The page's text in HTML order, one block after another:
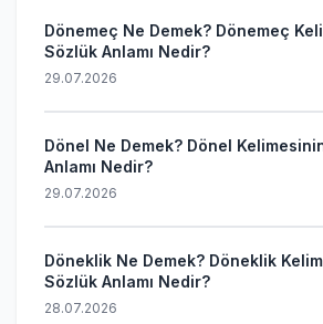
Dönemeç Ne Demek? Dönemeç
Sözlük Anlamı Nedir?
29.07.2026
Dönel Ne Demek? Dönel
Anlamı Nedir?
29.07.2026
Döneklik Ne Demek? Döneklik
Sözlük Anlamı Nedir?
28.07.2026